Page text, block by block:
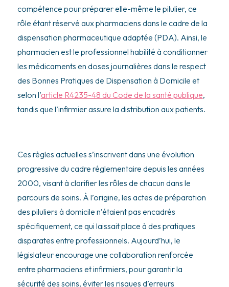
compétence pour préparer elle-même le pilulier, ce
rôle étant réservé aux pharmaciens dans le cadre de la
dispensation pharmaceutique adaptée (PDA). Ainsi, le
pharmacien est le professionnel habilité à conditionner
les médicaments en doses journalières dans le respect
des Bonnes Pratiques de Dispensation à Domicile et
selon l’article R4235-48 du Code de la santé publique,
tandis que l’infirmier assure la distribution aux patients.
Ces règles actuelles s’inscrivent dans une évolution
progressive du cadre réglementaire depuis les années
2000, visant à clarifier les rôles de chacun dans le
parcours de soins. À l’origine, les actes de préparation
des piluliers à domicile n’étaient pas encadrés
spécifiquement, ce qui laissait place à des pratiques
disparates entre professionnels. Aujourd’hui, le
législateur encourage une collaboration renforcée
entre pharmaciens et infirmiers, pour garantir la
sécurité des soins, éviter les risques d’erreurs